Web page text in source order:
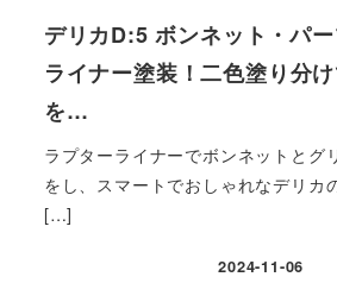
デリカD:5 ボンネット・パ
ライナー塗装！二色塗り分
を…
ラプターライナーでボンネットとグ
をし、スマートでおしゃれなデリカ
[…]
2024-11-06